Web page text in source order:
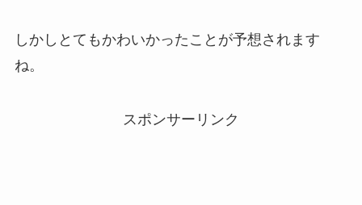
しかしとてもかわいかったことが予想されます
ね。
スポンサーリンク